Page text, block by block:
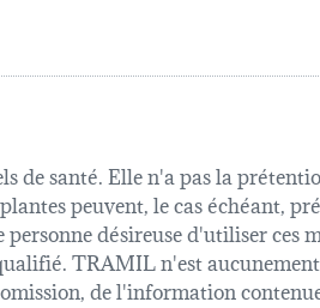
de santé. Elle n'a pas la
peuvent, le cas échéant,
désireuse d'utiliser ces
TRAMIL n'est aucunement
de l'information